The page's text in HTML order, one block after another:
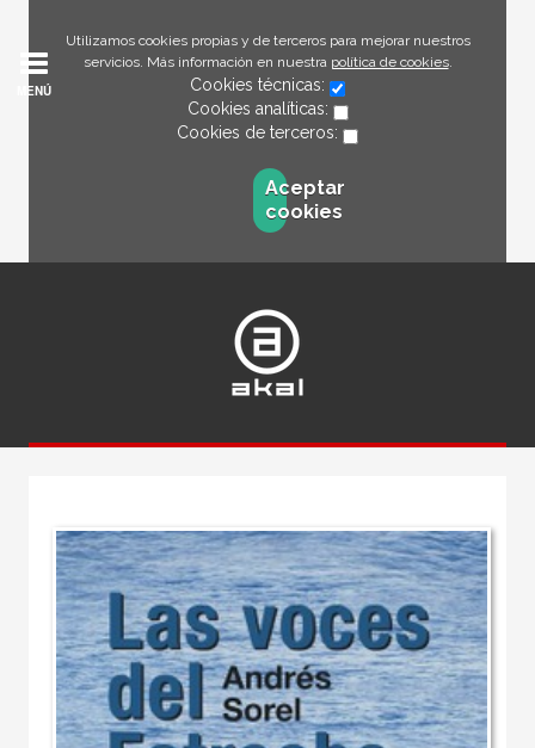
Utilizamos cookies propias y de terceros para mejorar nuestros
servicios. Más información en nuestra política de cookies.
Cookies técnicas:
Cookies analíticas:
Cookies de terceros:
Aceptar
cookies
MENÚ